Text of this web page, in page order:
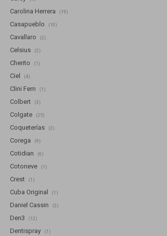
Carolina Herrera (19)
Casapueblo (10)
Cavallaro (2)
Celsius (2)
Cherito (1)
Ciel (4)
Clini Fem (1)
Colbert (3)
Colgate (25)
Coqueterías (2)
Corega (9)
Cotidian (6)
Cotoneve (1)
Crest (1)
Cuba Original (1)
Daniel Cassin (2)
Den3 (12)
Dentispray (1)